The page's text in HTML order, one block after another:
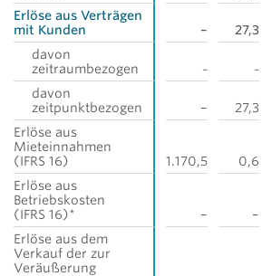
Erlöse aus Verträgen
mit Kunden
– 27,3
davon
zeitraumbezogen
– –
davon
zeitpunktbezogen
– 27,3
Erlöse aus
Mieteinnahmen
(IFRS 16)
1.170,5 0,6
Erlöse aus
Betriebskosten
(IFRS 16)*
– –
Erlöse aus dem
Verkauf der zur
Veräußerung